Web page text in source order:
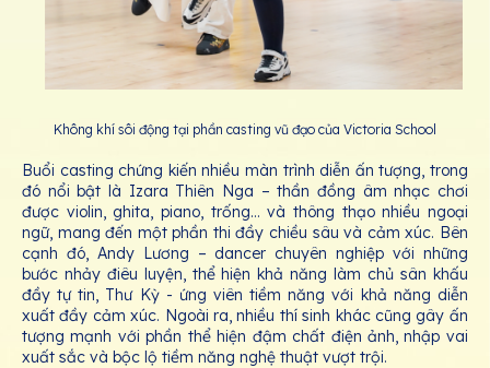
Không khí sôi động tại phần casting vũ đạo của Victoria School
Buổi casting chứng kiến nhiều màn trình diễn ấn tượng, trong
đó nổi bật là Izara Thiên Nga – thần đồng âm nhạc chơi
được violin, ghita, piano, trống… và thông thạo nhiều ngoại
ngữ, mang đến một phần thi đầy chiều sâu và cảm xúc. Bên
cạnh đó, Andy Lương – dancer chuyên nghiệp với những
bước nhảy điêu luyện, thể hiện khả năng làm chủ sân khấu
đầy tự tin, Thư Kỳ - ứng viên tiềm năng với khả năng diễn
xuất đầy cảm xúc. Ngoài ra, nhiều thí sinh khác cũng gây ấn
tượng mạnh với phần thể hiện đậm chất điện ảnh, nhập vai
xuất sắc và bộc lộ tiềm năng nghệ thuật vượt trội.